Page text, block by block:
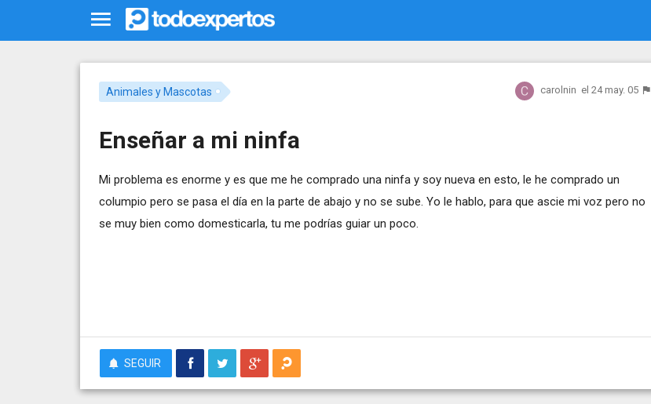
Animales y Mascotas carolnin el 24 may. 05
Enseñar a mi ninfa
Mi problema es enorme y es que me he comprado una ninfa y soy nueva en esto, le he comprado un
columpio pero se pasa el día en la parte de abajo y no se sube. Yo le hablo, para que ascie mi voz pero no
se muy bien como domesticarla, tu me podrías guiar un poco.
SEGUIR